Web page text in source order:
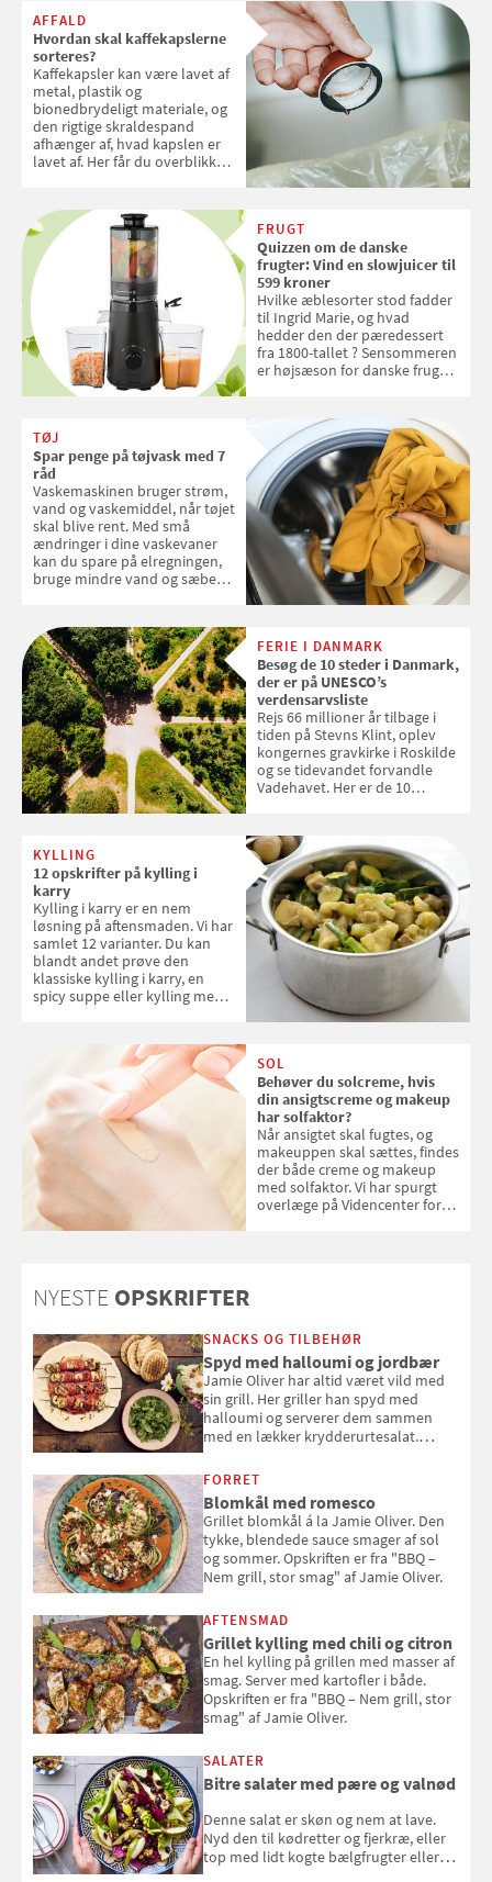
AFFALD
Hvordan skal kaffekapslerne
sorteres?
Kaffekapsler kan være lavet af
metal, plastik og
bionedbrydeligt materiale, og
den rigtige skraldespand
afhænger af, hvad kapslen er
lavet af. Her får du overblikket
FRUGT
Quizzen om de danske
frugter: Vind en slowjuicer til
599 kroner
Hvilke æblesorter stod fadder
til Ingrid Marie, og hvad
hedder den der pæredessert
fra 1800-tallet ? Sensommeren
er højsæson for danske fruger,
favoritter. Det fejrer Samvirke
med en quiz om alt det danske
frugt, vi elsker. Konkurrencen
slutter fredag d. 18. september
2026
TØJ
Spar penge på tøjvask med 7
råd
Vaskemaskinen bruger strøm,
vand og vaskemiddel, når tøjet
skal blive rent. Med små
ændringer i dine vaskevaner
kan du spare på elregningen,
bruge mindre vand og sæbe
enkle råd til at spare penge på
tøjvasken
FERIE I DANMARK
Besøg de 10 steder i Danmark,
der er på UNESCO’s
verdensarvsliste
Rejs 66 millioner år tilbage i
tiden på Stevns Klint, oplev
kongernes gravkirke i Roskilde
og se tidevandet forvandle
Vadehavet. Her er de 10
KYLLING
12 opskrifter på kylling i
karry
Kylling i karry er en nem
løsning på aftensmaden. Vi har
samlet 12 varianter. Du kan
blandt andet prøve den
klassiske kylling i karry, en
spicy suppe eller kylling med
SOL
Behøver du solcreme, hvis
din ansigtscreme og makeup
har solfaktor?
Når ansigtet skal fugtes, og
makeuppen skal sættes, findes
der både creme og makeup
med solfaktor. Vi har spurgt
overlæge på Videncenter for
NYESTE OPSKRIFTER
SNACKS OG TILBEHØR
Spyd med halloumi og jordbær
Jamie Oliver har altid været vild med
sin grill. Her griller han spyd med
halloumi og serverer dem sammen
med en lækker krydderurtesalat.
smag" af Jamie Oliver.
FORRET
Blomkål med romesco
Grillet blomkål á la Jamie Oliver. Den
tykke, blendede sauce smager af sol
og sommer. Opskriften er fra "BBQ –
Nem grill, stor smag" af Jamie Oliver.
AFTENSMAD
Grillet kylling med chili og citron
En hel kylling på grillen med masser af
smag. Server med kartofler i både.
Opskriften er fra "BBQ – Nem grill, stor
smag" af Jamie Oliver.
SALATER
Bitre salater med pære og valnød
Denne salat er skøn og nem at lave.
Nyd den til kødretter og fjerkræ, eller
top med lidt kogte bælgfrugter eller